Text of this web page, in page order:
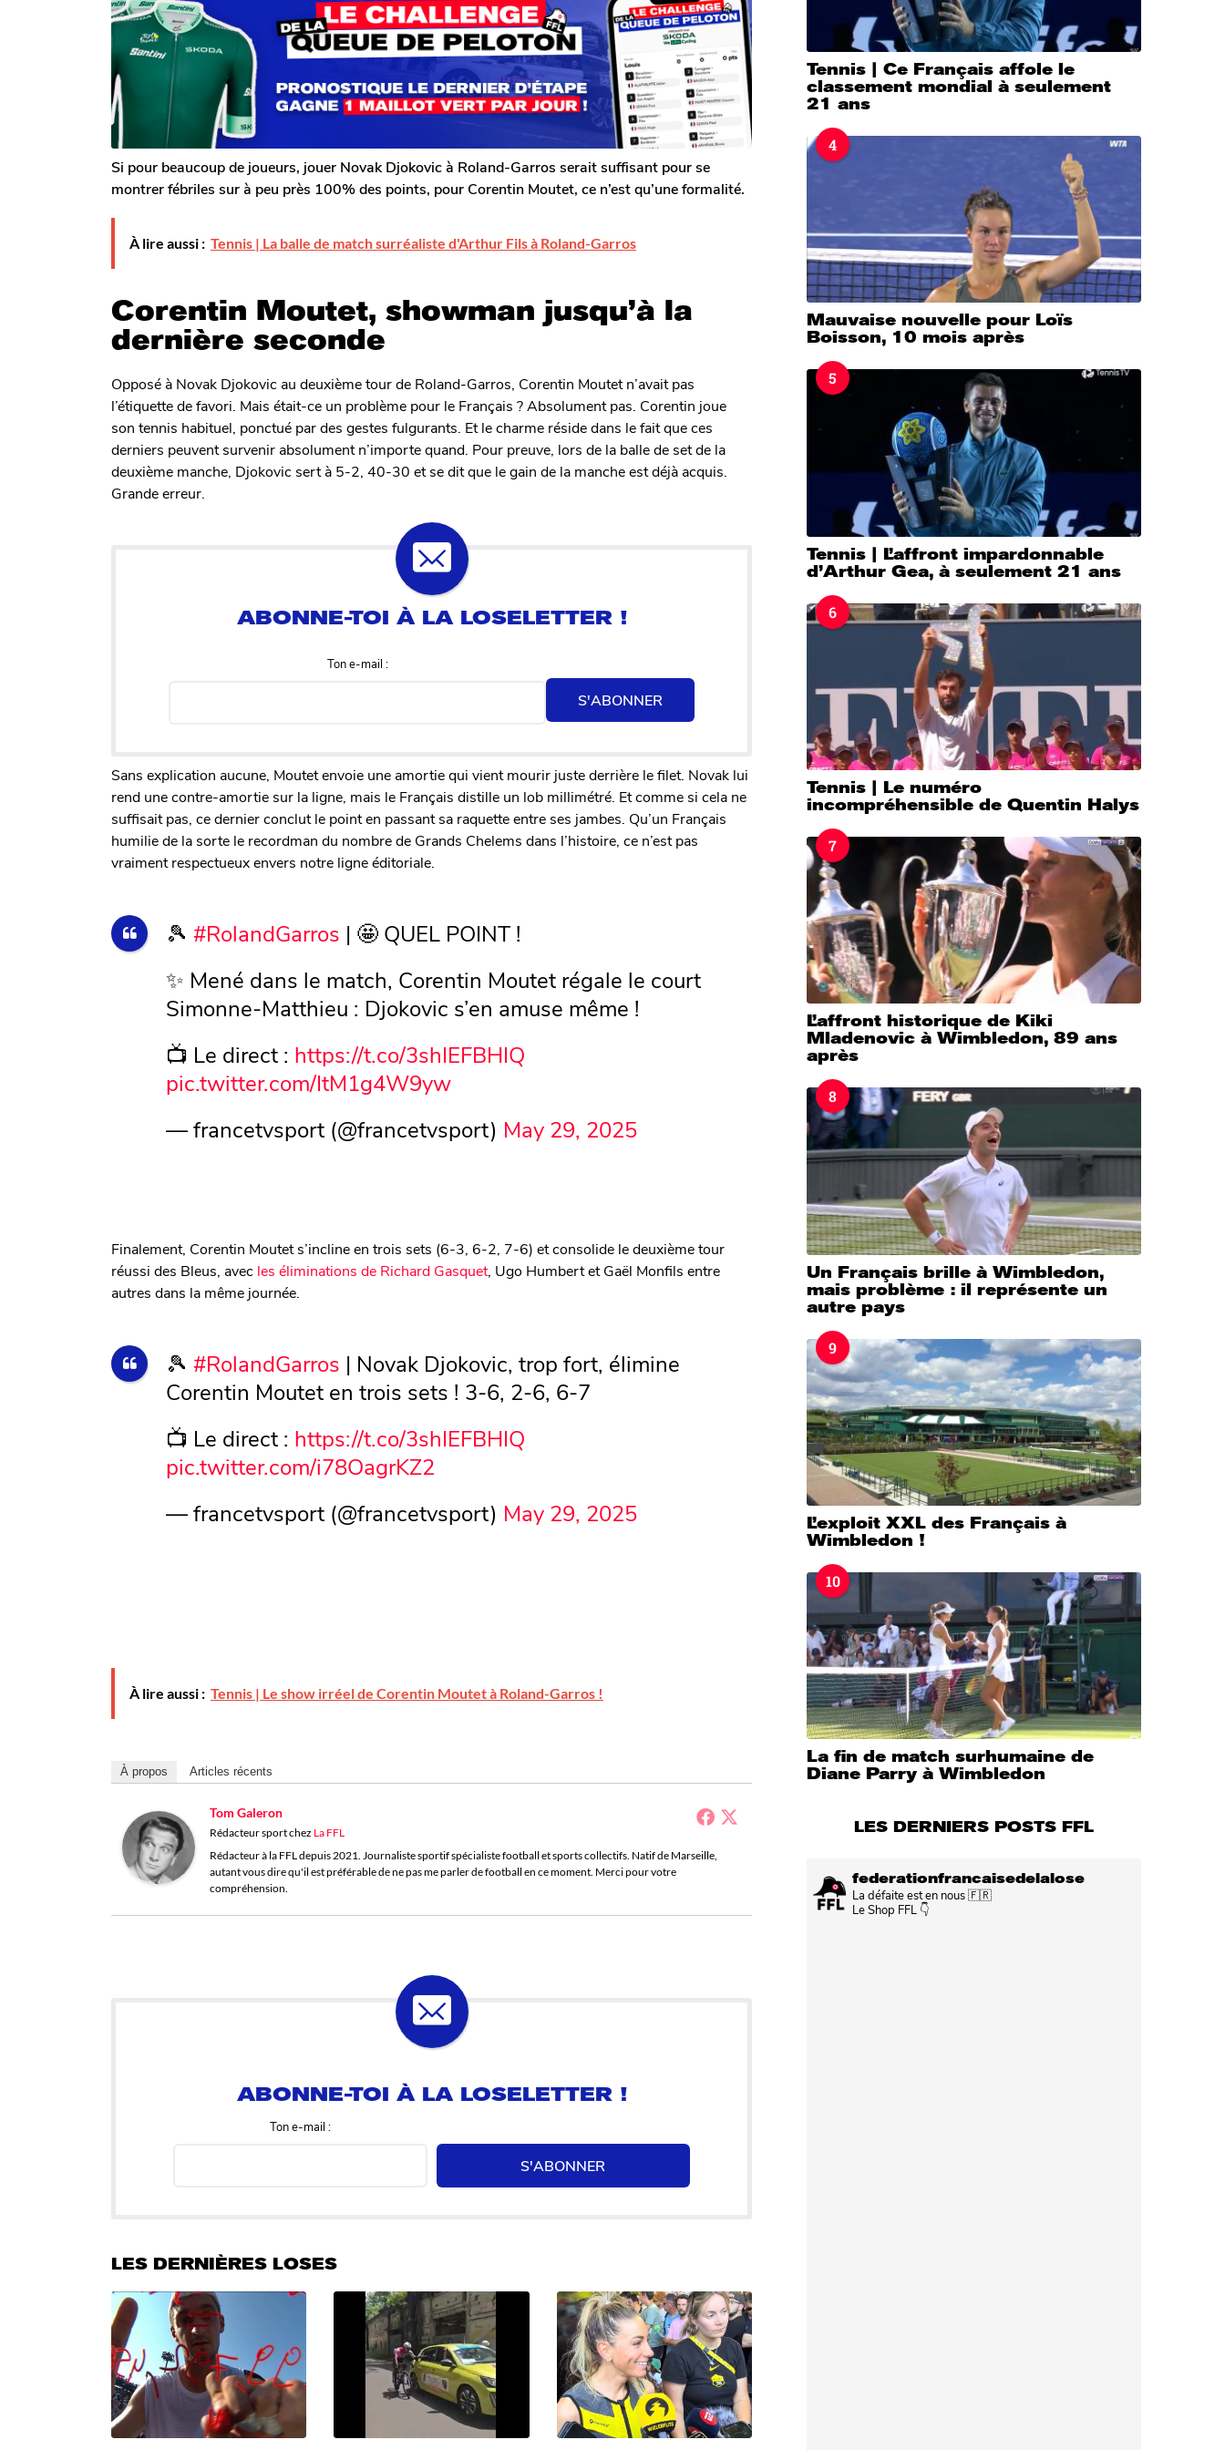
g
o
o
m
G
a
l
e
r
o
n
g
o
Si pour beaucoup de joueurs, jouer Novak Djokovic à Roland-Garros serait suffisant pour se
montrer fébriles sur à peu près 100% des points, pour Corentin Moutet, ce n’est qu’une formalité.
À lire aussi : Tennis | La balle de match surréaliste d'Arthur Fils à Roland-Garros
Corentin Moutet, showman jusqu’à la
dernière seconde
Opposé à Novak Djokovic au deuxième tour de Roland-Garros, Corentin Moutet n’avait pas
l’étiquette de favori. Mais était-ce un problème pour le Français ? Absolument pas. Corentin joue
son tennis habituel, ponctué par des gestes fulgurants. Et le charme réside dans le fait que ces
derniers peuvent survenir absolument n’importe quand. Pour preuve, lors de la balle de set de la
deuxième manche, Djokovic sert à 5-2, 40-30 et se dit que le gain de la manche est déjà acquis.
Grande erreur.
Ton e-mail :
S'ABONNER
Sans explication aucune, Moutet envoie une amortie qui vient mourir juste derrière le filet. Novak lui
rend une contre-amortie sur la ligne, mais le Français distille un lob millimétré. Et comme si cela ne
suffisait pas, ce dernier conclut le point en passant sa raquette entre ses jambes. Qu’un Français
humilie de la sorte le recordman du nombre de Grands Chelems dans l’histoire, ce n’est pas
vraiment respectueux envers notre ligne éditoriale.
🎾 #RolandGarros | 🤩 QUEL POINT !
✨ Mené dans le match, Corentin Moutet régale le court
Simonne-Matthieu : Djokovic s’en amuse même !
📺 Le direct : https://t.co/3shIEFBHIQ
pic.twitter.com/ItM1g4W9yw
— francetvsport (@francetvsport) May 29, 2025
Finalement, Corentin Moutet s’incline en trois sets (6-3, 6-2, 7-6) et consolide le deuxième tour
réussi des Bleus, avec les éliminations de Richard Gasquet, Ugo Humbert et Gaël Monfils entre
autres dans la même journée.
🎾 #RolandGarros | Novak Djokovic, trop fort, élimine
Corentin Moutet en trois sets ! 3-6, 2-6, 6-7
📺 Le direct : https://t.co/3shIEFBHIQ
pic.twitter.com/i78OagrKZ2
— francetvsport (@francetvsport) May 29, 2025
À lire aussi : Tennis | Le show irréel de Corentin Moutet à Roland-Garros !
À propos Articles récents
Tom Galeron
Rédacteur sportchez La FFL
Rédacteur à la FFL depuis 2021. Journaliste sportif spécialiste football et sports collectifs. Natif de Marseille,
autant vous dire qu'il est préférable de ne pas me parler de football en ce moment. Merci pour votre
compréhension.
Ton e-mail :
S'ABONNER
LES DERNIÈRES LOSES
Tennis | Ce Français affole le
classement mondial à seulement
21 ans
4
Mauvaise nouvelle pour Loïs
Boisson, 10 mois après
5
Tennis | L’affront impardonnable
d’Arthur Gea, à seulement 21 ans
6
Tennis | Le numéro
incompréhensible de Quentin Halys
7
L’affront historique de Kiki
Mladenovic à Wimbledon, 89 ans
après
8
Un Français brille à Wimbledon,
mais problème : il représente un
autre pays
9
L’exploit XXL des Français à
Wimbledon !
10
La fin de match surhumaine de
Diane Parry à Wimbledon
LES DERNIERS POSTS FFL
federationfrancaisedelalose
La défaite est en nous 🇫🇷
Le Shop FFL 👇